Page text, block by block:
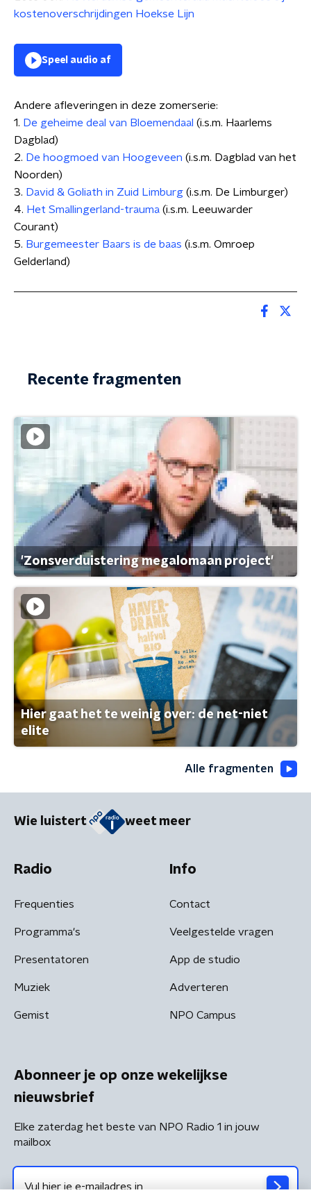
kostenoverschrijdingen Hoekse Lijn
Speel audio af
Andere afleveringen in deze zomerserie:
1. De geheime deal van Bloemendaal (i.s.m. Haarlems
Dagblad)
2. De hoogmoed van Hoogeveen (i.s.m. Dagblad van het
Noorden)
3. David & Goliath in Zuid Limburg (i.s.m. De Limburger)
4. Het Smallingerland-trauma (i.s.m. Leeuwarder
Courant)
5. Burgemeester Baars is de baas (i.s.m. Omroep
Gelderland)
Recente fragmenten
'Zonsverduistering megalomaan project'
Hier gaat het te weinig over: de net-niet
elite
Alle fragmenten
Wie luistert weet meer
Radio
Frequenties
Programma's
Presentatoren
Muziek
Gemist
Info
Contact
Veelgestelde vragen
App de studio
Adverteren
NPO Campus
Abonneer je op onze wekelijkse
nieuwsbrief
Elke zaterdag het beste van NPO Radio 1 in jouw
mailbox